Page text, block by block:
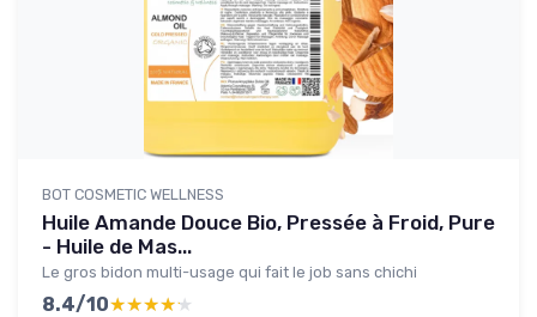
BOT COSMETIC WELLNESS
Huile Amande Douce Bio, Pressée à Froid, Pure
- Huile de Mas...
Le gros bidon multi-usage qui fait le job sans chichi
8.4/10★★★★★
★★★★★